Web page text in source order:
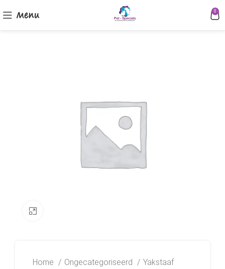
Menu 0
Home Ongecategoriseerd Yakstaaf